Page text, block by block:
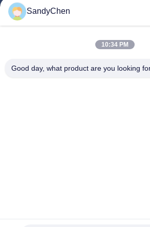
গুরুত্বপূর্ণ সংযোগ
বাড়ি
ভিডিও
SandyChen
10:34 PM
Good day, what product are you looking